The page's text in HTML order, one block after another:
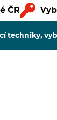
ČR
techniky,